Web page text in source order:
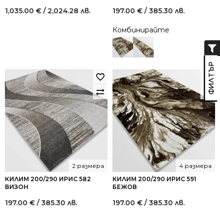
1,035.00 € / 2,024.28 лв. 197.00 € / 385.30 лв.
Комбинирайте
КИЛИМ 200/290 ИРИС 582
ВИЗОН
2 размера
197.00 € / 385.30 лв.
КИЛИМ 200/290 ИРИС 591
БЕЖОВ
4 размера
197.00 € / 385.30 лв.